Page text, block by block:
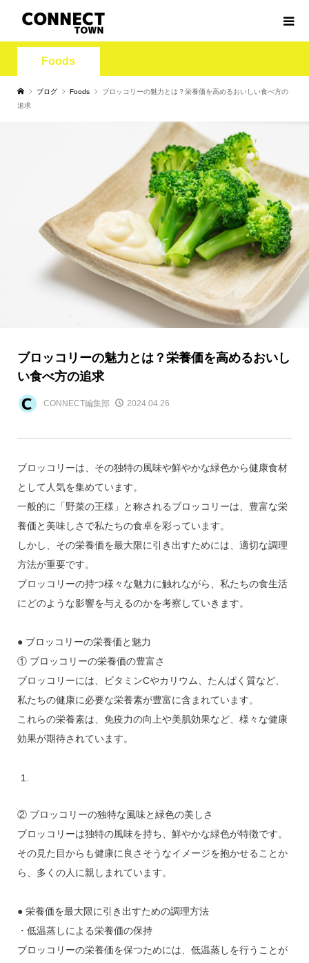
Foods
ブログ Foods
ブロッコリーの魅力とは？栄養価を高めるおいしい食べ方の
追求
ブロッコリーの魅力とは？栄養価を高めるおいし
い食べ方の追求
CONNECT編集部 2024.04.26
ブロッコリーは、その独特の風味や鮮やかな緑色から健康食材
として人気を集めています。
一般的に「野菜の王様」と称されるブロッコリーは、豊富な栄
養価と美味しさで私たちの食卓を彩っています。
しかし、その栄養価を最大限に引き出すためには、適切な調理
方法が重要です。
ブロッコリーの持つ様々な魅力に触れながら、私たちの食生活
にどのような影響を与えるのかを考察していきます。
● ブロッコリーの栄養価と魅力
① ブロッコリーの栄養価の豊富さ
ブロッコリーには、ビタミンCやカリウム、たんぱく質など、
私たちの健康に必要な栄養素が豊富に含まれています。
これらの栄養素は、免疫力の向上や美肌効果など、様々な健康
効果が期待されています。
② ブロッコリーの独特な風味と緑色の美しさ
ブロッコリーは独特の風味を持ち、鮮やかな緑色が特徴です。
その見た目からも健康に良さそうなイメージを抱かせることか
ら、多くの人に親しまれています。
● 栄養価を最大限に引き出すための調理方法
・低温蒸しによる栄養価の保持
ブロッコリーの栄養価を保つためには、低温蒸しを行うことが